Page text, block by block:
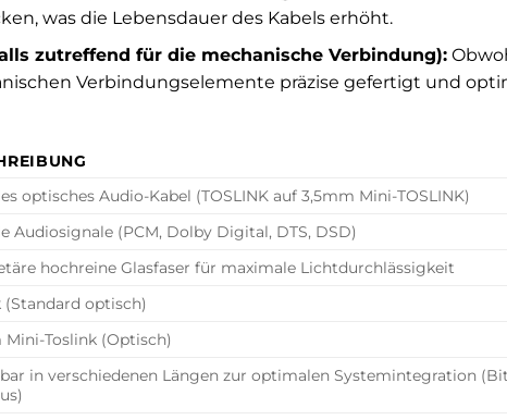
was die Lebensdauer des Kabels erhöht.
zutreffend für die mechanische Verbindung):
Verbindungselemente präzise gefertigt und
optisches Audio-Kabel (TOSLINK auf 3,5mm Mini-TOSLINK)
Audiosignale (PCM, Dolby Digital, DTS, DSD)
hochreine Glasfaser für maximale Lichtdurchlässigkeit
(Standard optisch)
Mini-Toslink (Optisch)
in verschiedenen Längen zur optimalen Systemintegration